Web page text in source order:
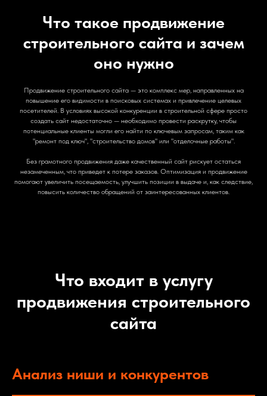
Что такое продвижение
строительного сайта и зачем
оно нужно
Продвижение строительного сайта — это комплекс мер, направленных на
повышение его видимости в поисковых системах и привлечение целевых
посетителей. В условиях высокой конкуренции в строительной сфере просто
создать сайт недостаточно — необходимо провести раскрутку, чтобы
потенциальные клиенты могли его найти по ключевым запросам, таким как
"ремонт под ключ", "строительство домов" или "отделочные работы".
Без грамотного продвижения даже качественный сайт рискует остаться
незамеченным, что приведет к потере заказов. Оптимизация и продвижение
помогают увеличить посещаемость, улучшить позиции в выдаче и, как следствие,
повысить количество обращений от заинтересованных клиентов.
Что входит в услугу
продвижения строительного
сайта
Анализ ниши и конкурентов